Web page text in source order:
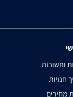
ותשובות
חנויות
מחירים